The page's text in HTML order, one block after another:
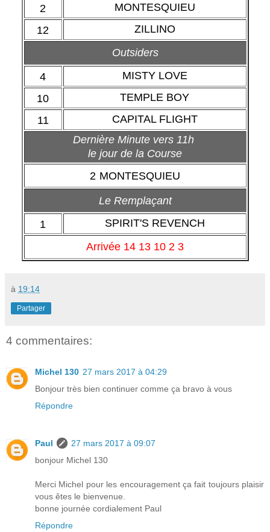
2
MONTESQUIEU
12
ZILLINO
Outsiders
4
MISTY LOVE
10
TEMPLE BOY
11
CAPITAL FLIGHT
Dernière Minute vers 11h
le jour de la Course
2 MONTESQUIEU
Le Remplaçant
1
SPIRIT'S REVENCH
Arrivée 14 13 10 2 3
à 19:14
Partager
4 commentaires:
Michel 130 27 mars 2017 à 04:29
Bonjour très bien continuer comme ça bravo à vous
Répondre
Paul
27 mars 2017 à 09:07
bonjour Michel 130
Merci Michel pour les encouragement ça fait toujours plaisir
vous êtes le bienvenue.
bonne journée cordialement Paul
Répondre